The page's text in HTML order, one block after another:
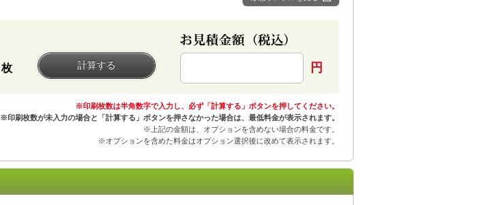
枚 円
※印刷枚数は半角数字で入力し、必ず「計算する」ボタンを押してください。
※印刷枚数が未入力の場合と「計算する」ボタンを押さなかった場合は、最低料金が表示されます。
※上記の金額は、オプションを含めない場合の料金です。
※オプションを含めた料金はオプション選択後に改めて表示されます。